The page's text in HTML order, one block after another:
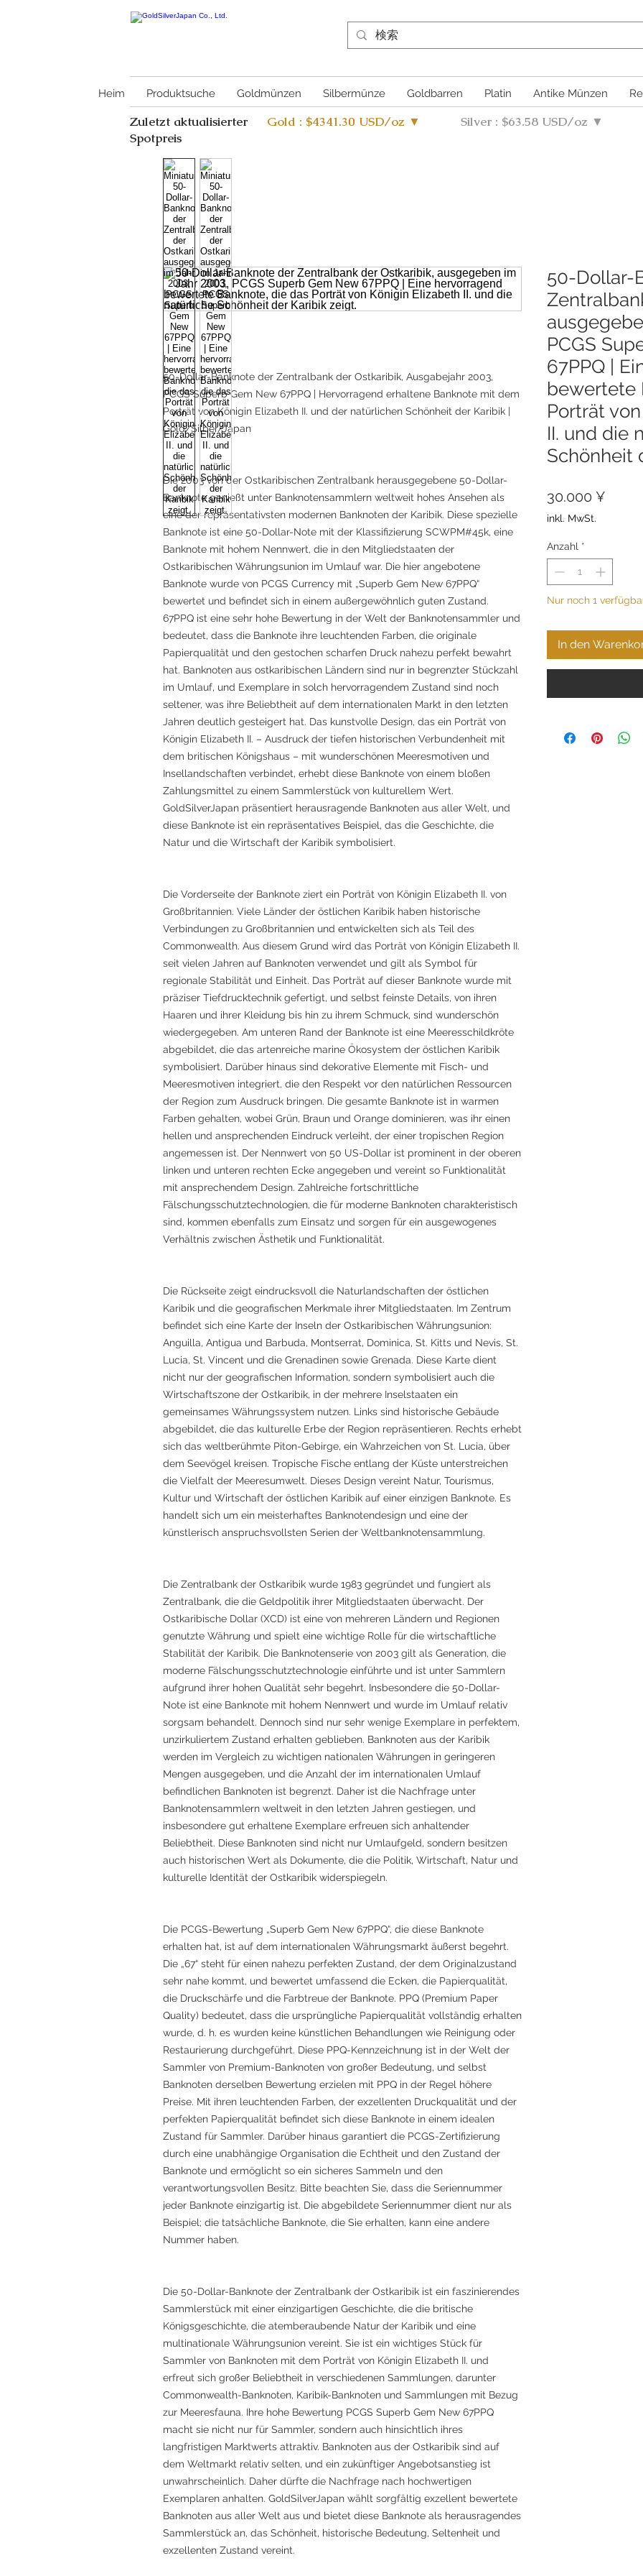
Heim Produktsuche Goldmünzen Silbermünze Goldbarren Platin Antike Münzen
Zuletzt aktualisierter
Spotpreis
Gold : $4341.30 USD/oz ▼ Silver : $63.58 USD/oz ▼
50-Dollar-Banknote der Zentralbank der Ostkaribik, Ausgabejahr 2003,
PCGS Superb Gem New 67PPQ | Hervorragend erhaltene Banknote mit dem
Porträt von Königin Elizabeth II. und der natürlichen Schönheit der Karibik |
Gold/Silber/Japan
Die 2003 von der Ostkaribischen Zentralbank herausgegebene 50-Dollar-
Banknote genießt unter Banknotensammlern weltweit hohes Ansehen als
eine der repräsentativsten modernen Banknoten der Karibik. Diese spezielle
Banknote ist eine 50-Dollar-Note mit der Klassifizierung SCWPM#45k, eine
Banknote mit hohem Nennwert, die in den Mitgliedstaaten der
Ostkaribischen Währungsunion im Umlauf war. Die hier angebotene
Banknote wurde von PCGS Currency mit „Superb Gem New 67PPQ“
bewertet und befindet sich in einem außergewöhnlich guten Zustand.
67PPQ ist eine sehr hohe Bewertung in der Welt der Banknotensammler und
bedeutet, dass die Banknote ihre leuchtenden Farben, die originale
Papierqualität und den gestochen scharfen Druck nahezu perfekt bewahrt
hat. Banknoten aus ostkaribischen Ländern sind nur in begrenzter Stückzahl
im Umlauf, und Exemplare in solch hervorragendem Zustand sind noch
seltener, was ihre Beliebtheit auf dem internationalen Markt in den letzten
Jahren deutlich gesteigert hat. Das kunstvolle Design, das ein Porträt von
Königin Elizabeth II. – Ausdruck der tiefen historischen Verbundenheit mit
dem britischen Königshaus – mit wunderschönen Meeresmotiven und
Insellandschaften verbindet, erhebt diese Banknote von einem bloßen
Zahlungsmittel zu einem Sammlerstück von kulturellem Wert.
GoldSilverJapan präsentiert herausragende Banknoten aus aller Welt, und
diese Banknote ist ein repräsentatives Beispiel, das die Geschichte, die
Natur und die Wirtschaft der Karibik symbolisiert.
Die Vorderseite der Banknote ziert ein Porträt von Königin Elizabeth II. von
Großbritannien. Viele Länder der östlichen Karibik haben historische
Verbindungen zu Großbritannien und entwickelten sich als Teil des
Commonwealth. Aus diesem Grund wird das Porträt von Königin Elizabeth II.
seit vielen Jahren auf Banknoten verwendet und gilt als Symbol für
regionale Stabilität und Einheit. Das Porträt auf dieser Banknote wurde mit
präziser Tiefdrucktechnik gefertigt, und selbst feinste Details, von ihren
Haaren und ihrer Kleidung bis hin zu ihrem Schmuck, sind wunderschön
wiedergegeben. Am unteren Rand der Banknote ist eine Meeresschildkröte
abgebildet, die das artenreiche marine Ökosystem der östlichen Karibik
symbolisiert. Darüber hinaus sind dekorative Elemente mit Fisch- und
Meeresmotiven integriert, die den Respekt vor den natürlichen Ressourcen
der Region zum Ausdruck bringen. Die gesamte Banknote ist in warmen
Farben gehalten, wobei Grün, Braun und Orange dominieren, was ihr einen
hellen und ansprechenden Eindruck verleiht, der einer tropischen Region
angemessen ist. Der Nennwert von 50 US-Dollar ist prominent in der oberen
linken und unteren rechten Ecke angegeben und vereint so Funktionalität
mit ansprechendem Design. Zahlreiche fortschrittliche
Fälschungsschutztechnologien, die für moderne Banknoten charakteristisch
sind, kommen ebenfalls zum Einsatz und sorgen für ein ausgewogenes
Verhältnis zwischen Ästhetik und Funktionalität.
Die Rückseite zeigt eindrucksvoll die Naturlandschaften der östlichen
Karibik und die geografischen Merkmale ihrer Mitgliedstaaten. Im Zentrum
befindet sich eine Karte der Inseln der Ostkaribischen Währungsunion:
Anguilla, Antigua und Barbuda, Montserrat, Dominica, St. Kitts und Nevis, St.
Lucia, St. Vincent und die Grenadinen sowie Grenada. Diese Karte dient
nicht nur der geografischen Information, sondern symbolisiert auch die
Wirtschaftszone der Ostkaribik, in der mehrere Inselstaaten ein
gemeinsames Währungssystem nutzen. Links sind historische Gebäude
abgebildet, die das kulturelle Erbe der Region repräsentieren. Rechts erhebt
sich das weltberühmte Piton-Gebirge, ein Wahrzeichen von St. Lucia, über
dem Seevögel kreisen. Tropische Fische entlang der Küste unterstreichen
die Vielfalt der Meeresumwelt. Dieses Design vereint Natur, Tourismus,
Kultur und Wirtschaft der östlichen Karibik auf einer einzigen Banknote. Es
handelt sich um ein meisterhaftes Banknotendesign und eine der
künstlerisch anspruchsvollsten Serien der Weltbanknotensammlung.
Die Zentralbank der Ostkaribik wurde 1983 gegründet und fungiert als
Zentralbank, die die Geldpolitik ihrer Mitgliedstaaten überwacht. Der
Ostkaribische Dollar (XCD) ist eine von mehreren Ländern und Regionen
genutzte Währung und spielt eine wichtige Rolle für die wirtschaftliche
Stabilität der Karibik. Die Banknotenserie von 2003 gilt als Generation, die
moderne Fälschungsschutztechnologie einführte und ist unter Sammlern
aufgrund ihrer hohen Qualität sehr begehrt. Insbesondere die 50-Dollar-
Note ist eine Banknote mit hohem Nennwert und wurde im Umlauf relativ
sorgsam behandelt. Dennoch sind nur sehr wenige Exemplare in perfektem,
unzirkuliertem Zustand erhalten geblieben. Banknoten aus der Karibik
werden im Vergleich zu wichtigen nationalen Währungen in geringeren
Mengen ausgegeben, und die Anzahl der im internationalen Umlauf
befindlichen Banknoten ist begrenzt. Daher ist die Nachfrage unter
Banknotensammlern weltweit in den letzten Jahren gestiegen, und
insbesondere gut erhaltene Exemplare erfreuen sich anhaltender
Beliebtheit. Diese Banknoten sind nicht nur Umlaufgeld, sondern besitzen
auch historischen Wert als Dokumente, die die Politik, Wirtschaft, Natur und
kulturelle Identität der Ostkaribik widerspiegeln.
Die PCGS-Bewertung „Superb Gem New 67PPQ“, die diese Banknote
erhalten hat, ist auf dem internationalen Währungsmarkt äußerst begehrt.
Die „67“ steht für einen nahezu perfekten Zustand, der dem Originalzustand
sehr nahe kommt, und bewertet umfassend die Ecken, die Papierqualität,
die Druckschärfe und die Farbtreue der Banknote. PPQ (Premium Paper
Quality) bedeutet, dass die ursprüngliche Papierqualität vollständig erhalten
wurde, d. h. es wurden keine künstlichen Behandlungen wie Reinigung oder
Restaurierung durchgeführt. Diese PPQ-Kennzeichnung ist in der Welt der
Sammler von Premium-Banknoten von großer Bedeutung, und selbst
Banknoten derselben Bewertung erzielen mit PPQ in der Regel höhere
Preise. Mit ihren leuchtenden Farben, der exzellenten Druckqualität und der
perfekten Papierqualität befindet sich diese Banknote in einem idealen
Zustand für Sammler. Darüber hinaus garantiert die PCGS-Zertifizierung
durch eine unabhängige Organisation die Echtheit und den Zustand der
Banknote und ermöglicht so ein sicheres Sammeln und den
verantwortungsvollen Besitz. Bitte beachten Sie, dass die Seriennummer
jeder Banknote einzigartig ist. Die abgebildete Seriennummer dient nur als
Beispiel; die tatsächliche Banknote, die Sie erhalten, kann eine andere
Nummer haben.
Die 50-Dollar-Banknote der Zentralbank der Ostkaribik ist ein faszinierendes
Sammlerstück mit einer einzigartigen Geschichte, die die britische
Königsgeschichte, die atemberaubende Natur der Karibik und eine
multinationale Währungsunion vereint. Sie ist ein wichtiges Stück für
Sammler von Banknoten mit dem Porträt von Königin Elizabeth II. und
erfreut sich großer Beliebtheit in verschiedenen Sammlungen, darunter
Commonwealth-Banknoten, Karibik-Banknoten und Sammlungen mit Bezug
zur Meeresfauna. Ihre hohe Bewertung PCGS Superb Gem New 67PPQ
macht sie nicht nur für Sammler, sondern auch hinsichtlich ihres
langfristigen Marktwerts attraktiv. Banknoten aus der Ostkaribik sind auf
dem Weltmarkt relativ selten, und ein zukünftiger Angebotsanstieg ist
unwahrscheinlich. Daher dürfte die Nachfrage nach hochwertigen
Exemplaren anhalten. GoldSilverJapan wählt sorgfältig exzellent bewertete
Banknoten aus aller Welt aus und bietet diese Banknote als herausragendes
Sammlerstück an, das Schönheit, historische Bedeutung, Seltenheit und
exzellenten Zustand vereint.
50-Dollar-
PCGS
67PPQ |
bewertete
Porträt
II. und die
Schönheit
30.000 ¥
inkl. MwSt.
Anzahl *
Nur noch 1
In den